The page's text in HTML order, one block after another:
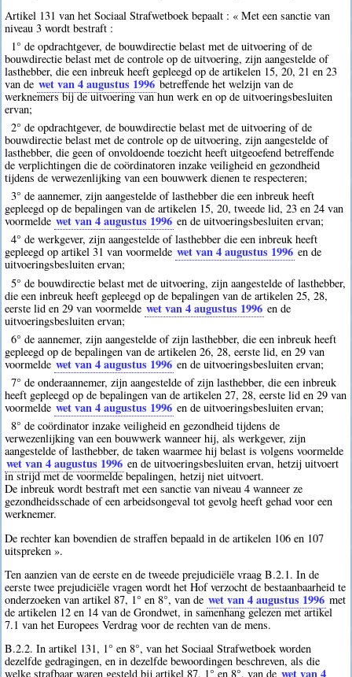
Artikel 131 van het Sociaal Strafwetboek bepaalt : « Met een sanctie van
niveau 3 wordt bestraft :
1° de opdrachtgever, de bouwdirectie belast met de uitvoering of de
bouwdirectie belast met de controle op de uitvoering, zijn aangestelde of
lasthebber, die een inbreuk heeft gepleegd op de artikelen 15, 20, 21 en 23
van de wet van 4 augustus 1996 betreffende het welzijn van de
werknemers bij de uitvoering van hun werk en op de uitvoeringsbesluiten
ervan;
2° de opdrachtgever, de bouwdirectie belast met de uitvoering of de
bouwdirectie belast met de controle op de uitvoering, zijn aangestelde of
lasthebber, die geen of onvoldoende toezicht heeft uitgeoefend betreffende
de verplichtingen die de coördinatoren inzake veiligheid en gezondheid
tijdens de verwezenlijking van een bouwwerk dienen te respecteren;
3° de aannemer, zijn aangestelde of lasthebber die een inbreuk heeft
gepleegd op de bepalingen van de artikelen 15, 20, tweede lid, 23 en 24 van
voormelde wet van 4 augustus 1996 en de uitvoeringsbesluiten ervan;
4° de werkgever, zijn aangestelde of lasthebber die een inbreuk heeft
gepleegd op artikel 31 van voormelde wet van 4 augustus 1996 en de
uitvoeringsbesluiten ervan;
5° de bouwdirectie belast met de uitvoering, zijn aangestelde of lasthebber,
die een inbreuk heeft gepleegd op de bepalingen van de artikelen 25, 28,
eerste lid en 29 van voormelde wet van 4 augustus 1996 en de
uitvoeringsbesluiten ervan;
6° de aannemer, zijn aangestelde of zijn lasthebber, die een inbreuk heeft
gepleegd op de bepalingen van de artikelen 26, 28, eerste lid, en 29 van
voormelde wet van 4 augustus 1996 en de uitvoeringsbesluiten ervan;
7° de onderaannemer, zijn aangestelde of zijn lasthebber, die een inbreuk
heeft gepleegd op de bepalingen van de artikelen 27, 28, eerste lid en 29 van
voormelde wet van 4 augustus 1996 en de uitvoeringsbesluiten ervan;
8° de coördinator inzake veiligheid en gezondheid tijdens de
verwezenlijking van een bouwwerk wanneer hij, als werkgever, zijn
aangestelde of lasthebber, de taken waarmee hij belast is volgens voormelde
wet van 4 augustus 1996 en de uitvoeringsbesluiten ervan, hetzij uitvoert
in strijd met de voormelde bepalingen, hetzij niet uitvoert.
De inbreuk wordt bestraft met een sanctie van niveau 4 wanneer ze
gezondheidsschade of een arbeidsongeval tot gevolg heeft gehad voor een
werknemer.
De rechter kan bovendien de straffen bepaald in de artikelen 106 en 107
uitspreken ».
Ten aanzien van de eerste en de tweede prejudiciële vraag B.2.1. In de
eerste twee prejudiciële vragen wordt het Hof verzocht de bestaanbaarheid te
onderzoeken van artikel 87, 1° en 8°, van de wet van 4 augustus 1996 met
de artikelen 12 en 14 van de Grondwet, in samenhang gelezen met artikel
7.1 van het Europees Verdrag voor de rechten van de mens.
B.2.2. In artikel 131, 1° en 8°, van het Sociaal Strafwetboek worden
dezelfde gedragingen, en in dezelfde bewoordingen beschreven, als die
welke strafbaar waren gesteld bij artikel 87, 1° en 8°, van de